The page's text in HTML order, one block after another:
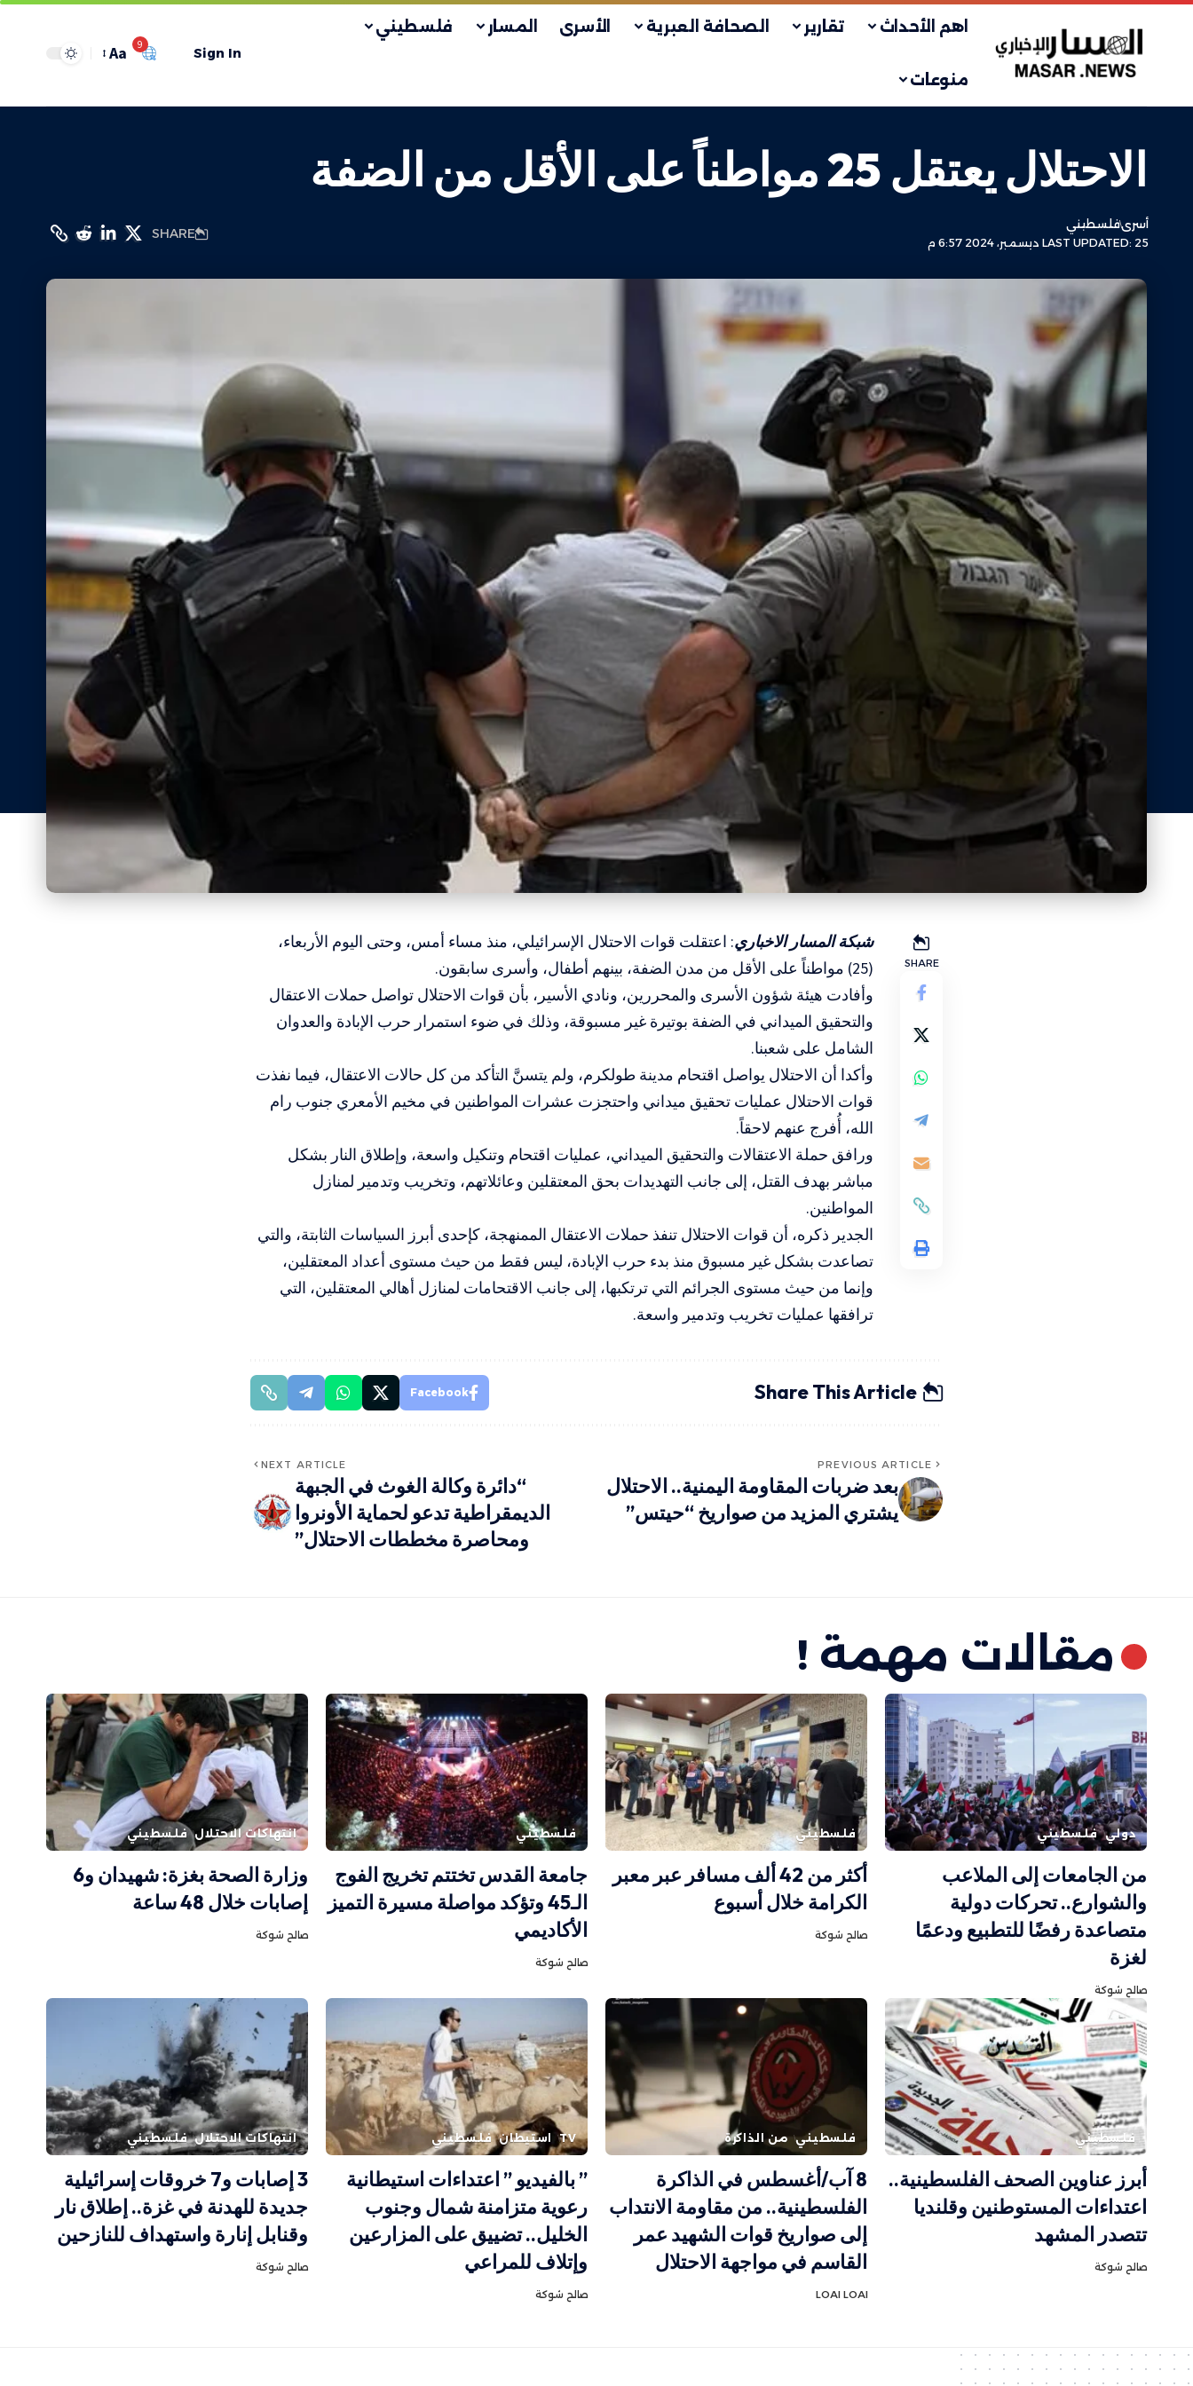
اهم الأحداث تقارير الصحافة العبرية الأسرى المسار فلسطيني
منوعات
Sign In
9
Aa
الاحتلال يعتقل 25 مواطناً على الأقل من الضفة
LAST UPDATED: 25 ديسمبر، 2024 6:57 م
أسرىفلسطيني
SHARE
SHARE
شبكة المسار الاخباري: اعتقلت قوات الاحتلال الإسرائيلي، منذ مساء أمس، وحتى اليوم الأربعاء،
(25) مواطناً على الأقل من مدن الضفة، بينهم أطفال، وأسرى سابقون.
وأفادت هيئة شؤون الأسرى والمحررين، ونادي الأسير، بأن قوات الاحتلال تواصل حملات الاعتقال
والتحقيق الميداني في الضفة بوتيرة غير مسبوقة، وذلك في ضوء استمرار حرب الإبادة والعدوان
الشامل على شعبنا.
وأكدا أن الاحتلال يواصل اقتحام مدينة طولكرم، ولم يتسنَّ التأكد من كل حالات الاعتقال، فيما نفذت
قوات الاحتلال عمليات تحقيق ميداني واحتجزت عشرات المواطنين في مخيم الأمعري جنوب رام
الله، أُفرج عنهم لاحقاً.
ورافق حملة الاعتقالات والتحقيق الميداني، عمليات اقتحام وتنكيل واسعة، وإطلاق النار بشكل
مباشر بهدف القتل، إلى جانب التهديدات بحق المعتقلين وعائلاتهم، وتخريب وتدمير لمنازل
المواطنين.
الجدير ذكره، أن قوات الاحتلال تنفذ حملات الاعتقال الممنهجة، كإحدى أبرز السياسات الثابتة، والتي
تصاعدت بشكل غير مسبوق منذ بدء حرب الإبادة، ليس فقط من حيث مستوى أعداد المعتقلين،
وإنما من حيث مستوى الجرائم التي ترتكبها، إلى جانب الاقتحامات لمنازل أهالي المعتقلين، التي
ترافقها عمليات تخريب وتدمير واسعة.
Share This Article
Facebook
PREVIOUS ARTICLE
بعد ضربات المقاومة اليمنية.. الاحتلال
يشتري المزيد من صواريخ “حيتس”
NEXT ARTICLE
“دائرة وكالة الغوث في الجبهة
الديمقراطية تدعو لحماية الأونروا
ومحاصرة مخططات الاحتلال”
مقالات مهمة !
دولي فلسطيني
من الجامعات إلى الملاعب
والشوارع.. تحركات دولية
متصاعدة رفضًا للتطبيع ودعمًا
لغزة
صالح شوكة
فلسطيني
أكثر من 42 ألف مسافر عبر معبر
الكرامة خلال أسبوع
صالح شوكة
فلسطيني
جامعة القدس تختتم تخريج الفوج
الـ45 وتؤكد مواصلة مسيرة التميز
الأكاديمي
صالح شوكة
انتهاكات الاحتلال فلسطيني
وزارة الصحة بغزة: شهيدان و6
إصابات خلال 48 ساعة
صالح شوكة
فلسطيني
أبرز عناوين الصحف الفلسطينية..
اعتداءات المستوطنين وقلنديا
تتصدر المشهد
صالح شوكة
فلسطيني من الذاكرة
8 آب/أغسطس في الذاكرة
الفلسطينية.. من مقاومة الانتداب
إلى صواريخ قوات الشهيد عمر
القاسم في مواجهة الاحتلال
LOAI LOAI
TV استيطان فلسطيني
” بالفيديو ” اعتداءات استيطانية
رعوية متزامنة شمال وجنوب
الخليل.. تضييق على المزارعين
وإتلاف للمراعي
صالح شوكة
انتهاكات الاحتلال فلسطيني
3 إصابات و7 خروقات إسرائيلية
جديدة للهدنة في غزة.. إطلاق نار
وقنابل إنارة واستهداف للنازحين
صالح شوكة